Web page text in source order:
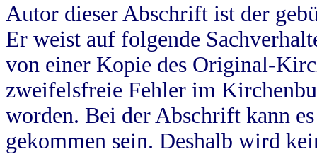
Autor dieser Abschrift ist der
Er weist auf folgende
von einer Kopie des Original-
zweifelsfreie Fehler im
worden. Bei der Abschrift kann
gekommen sein. Deshalb wird